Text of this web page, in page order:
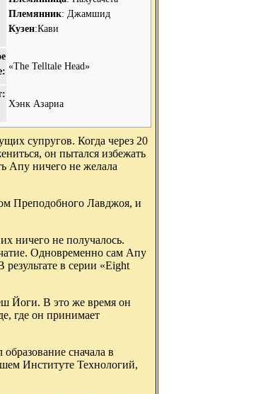
Племянник: Джамшид
Кузен:Кави
«The Telltale Head»
Хэнк Азариа
супругов. Когда через 20
он пытался избежать
Апу ничего не желала
Преподобного Лавджоя, и
ничего не получалось.
Одновременно сам Апу
в серии «Eight
Йоги. В это же время он
где он принимает
сначала в
Институте Технологий,